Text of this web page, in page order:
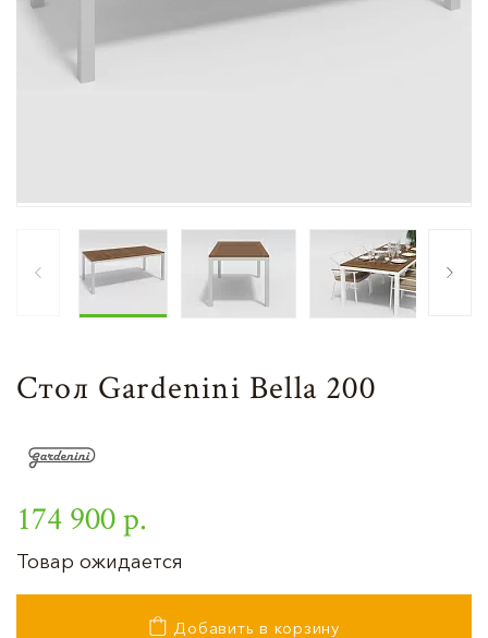
Стол Gardenini Bella 200
174 900 р.
Товар ожидается
Добавить в корзину